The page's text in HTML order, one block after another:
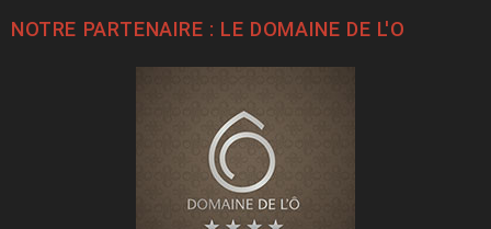
NOTRE PARTENAIRE : LE DOMAINE DE L'O